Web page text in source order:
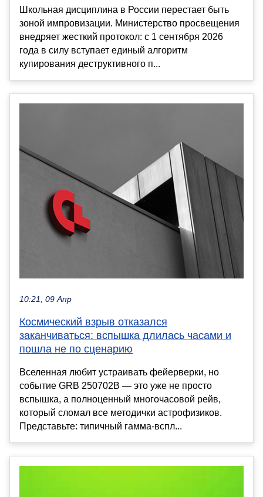
Школьная дисциплина в России перестает быть
зоной импровизации. Министерство просвещения
внедряет жесткий протокол: с 1 сентября 2026
года в силу вступает единый алгоритм
купирования деструктивного п...
10:21, 09 Апр
Космический взрыв отказался
заканчиваться: вспышка длилась часами и
пошла не по сценарию
Вселенная любит устраивать фейерверки, но
событие GRB 250702B — это уже не просто
вспышка, а полноценный многочасовой рейв,
который сломал все методички астрофизиков.
Представьте: типичный гамма-вспл...